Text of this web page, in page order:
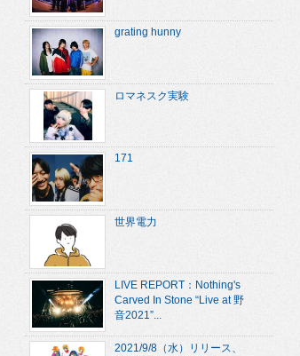
grating hunny
ロマネスク実験
171
世界電力
LIVE REPORT：Nothing's
Carved In Stone “Live at 野
音2021”...
2021/9/8（水）リリース、